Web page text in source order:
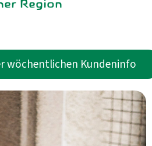
Region
wöchentlichen Kundeninfo